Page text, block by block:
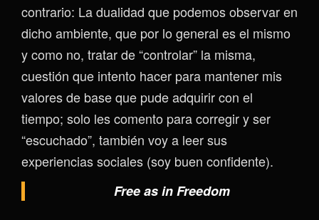
contrario: La dualidad que podemos observar en
dicho ambiente, que por lo general es el mismo
y como no, tratar de “controlar” la misma,
cuestión que intento hacer para mantener mis
valores de base que pude adquirir con el
tiempo; solo les comento para corregir y ser
“escuchado”, también voy a leer sus
experiencias sociales (soy buen confidente).
Free as in Freedom